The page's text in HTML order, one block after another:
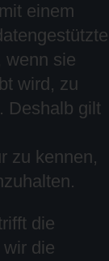
einem
wenn sie
wird, zu
Deshalb gilt
zu kennen,
die
die